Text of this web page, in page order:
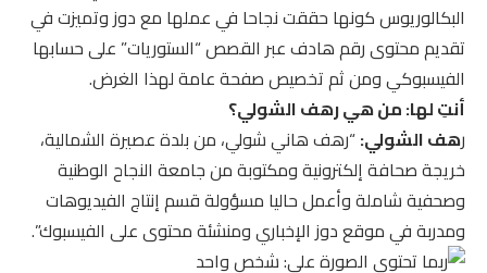
البكالوريوس كونها حققت نجاحا في عملها مع دوز وتميزت في
تقديم محتوى رقم هادف عبر القصص “الستوريات” على حسابها
الفيسبوكي ومن ثم تخصيص صفحة عامة لهذا الغرض.
أنتِ لها: من هي رهف الشولي؟
رهف الشولي:“رهف هاني شولي، من بلدة عصيرة الشمالية،
خريجة صحافة إلكترونية ومكتوبة من جامعة النجاح الوطنية
وصحفية شاملة وأعمل حاليا مسؤولة قسم إنتاج الفيديوهات
ومدربة في موقع دوز الإخباري ومنشئة محتوى على الفيسبوك”.